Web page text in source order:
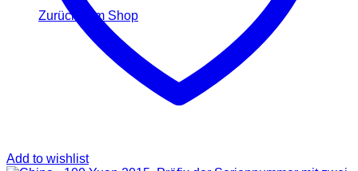
Zurück zum Shop
Add to wishlist